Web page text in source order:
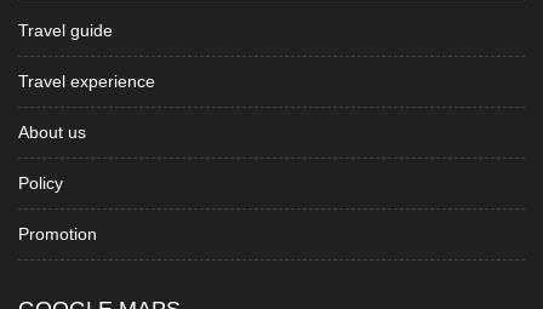
Travel guide
Travel experience
About us
Policy
Promotion